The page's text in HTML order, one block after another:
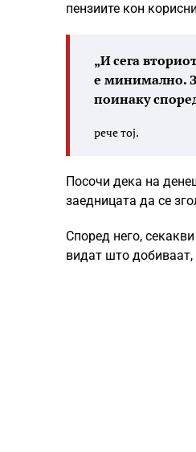
пензиите кон
„И сега
е минимално.
поинаку
рече тој.
Посочи дека на
заедницата да се
Според него,
видат што добиваат,